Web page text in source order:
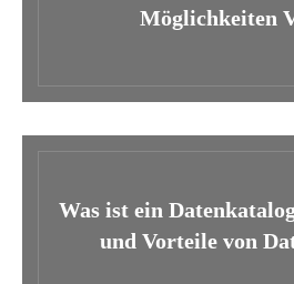
Möglichkeiten
Was ist ein
und Vorteile von